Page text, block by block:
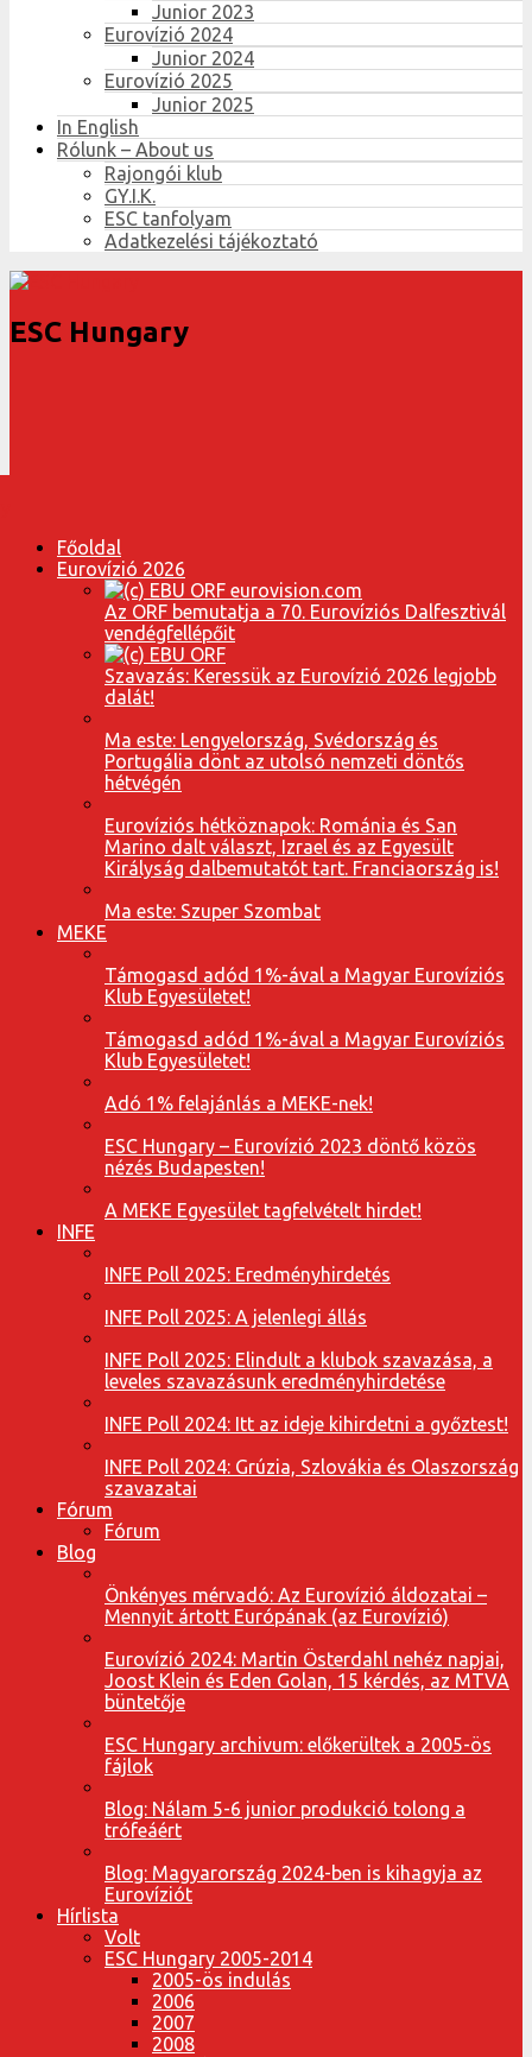
Junior 2023
Eurovízió 2024
Junior 2024
Eurovízió 2025
Junior 2025
In English
Rólunk – About us
Rajongói klub
GY.I.K.
ESC tanfolyam
Adatkezelési tájékoztató
ESC Hungary
Főoldal
Eurovízió 2026
Az ORF bemutatja a 70. Eurovíziós Dalfesztivál
vendégfellépőit
Szavazás: Keressük az Eurovízió 2026 legjobb
dalát!
Ma este: Lengyelország, Svédország és
Portugália dönt az utolsó nemzeti döntős
hétvégén
Eurovíziós hétköznapok: Románia és San
Marino dalt választ, Izrael és az Egyesült
Királyság dalbemutatót tart. Franciaország is!
Ma este: Szuper Szombat
MEKE
Támogasd adód 1%-ával a Magyar Eurovíziós
Klub Egyesületet!
Támogasd adód 1%-ával a Magyar Eurovíziós
Klub Egyesületet!
Adó 1% felajánlás a MEKE-nek!
ESC Hungary – Eurovízió 2023 döntő közös
nézés Budapesten!
A MEKE Egyesület tagfelvételt hirdet!
INFE
INFE Poll 2025: Eredményhirdetés
INFE Poll 2025: A jelenlegi állás
INFE Poll 2025: Elindult a klubok szavazása, a
leveles szavazásunk eredményhirdetése
INFE Poll 2024: Itt az ideje kihirdetni a győztest!
INFE Poll 2024: Grúzia, Szlovákia és Olaszország
szavazatai
Fórum
Fórum
Blog
Önkényes mérvadó: Az Eurovízió áldozatai –
Mennyit ártott Európának (az Eurovízió)
Eurovízió 2024: Martin Österdahl nehéz napjai,
Joost Klein és Eden Golan, 15 kérdés, az MTVA
büntetője
ESC Hungary archivum: előkerültek a 2005-ös
fájlok
Blog: Nálam 5-6 junior produkció tolong a
trófeáért
Blog: Magyarország 2024-ben is kihagyja az
Eurovíziót
Hírlista
Volt
ESC Hungary 2005-2014
2005-ös indulás
2006
2007
2008